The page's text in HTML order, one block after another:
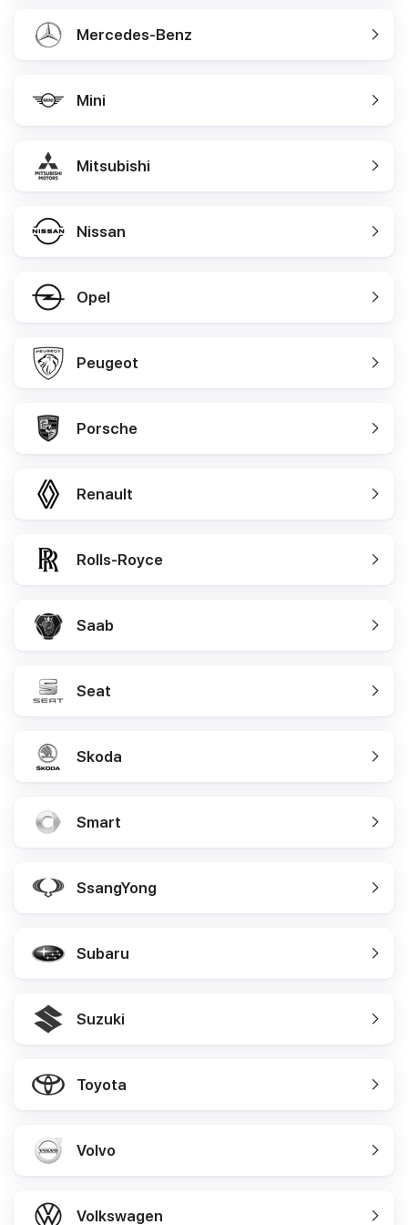
Mercedes-Benz
Mini
Mitsubishi
Nissan
Opel
Peugeot
Porsche
Renault
Rolls-Royce
Saab
Seat
Skoda
Smart
SsangYong
Subaru
Suzuki
Toyota
Volvo
Volkswagen